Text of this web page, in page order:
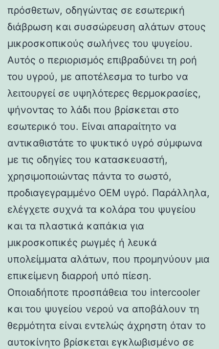
πρόσθετων, οδηγώντας σε εσωτερική
διάβρωση και συσσώρευση αλάτων στους
μικροσκοπικούς σωλήνες του ψυγείου.
Αυτός ο περιορισμός επιβραδύνει τη ροή
του υγρού, με αποτέλεσμα το turbo να
λειτουργεί σε υψηλότερες θερμοκρασίες,
ψήνοντας το λάδι που βρίσκεται στο
εσωτερικό του. Είναι απαραίτητο να
αντικαθιστάτε το ψυκτικό υγρό σύμφωνα
με τις οδηγίες του κατασκευαστή,
χρησιμοποιώντας πάντα το σωστό,
προδιαγεγραμμένο OEM υγρό. Παράλληλα,
ελέγχετε συχνά τα κολάρα του ψυγείου
και τα πλαστικά καπάκια για
μικροσκοπικές ρωγμές ή λευκά
υπολείμματα αλάτων, που προμηνύουν μια
επικείμενη διαρροή υπό πίεση.
Οποιαδήποτε προσπάθεια του intercooler
και του ψυγείου νερού να αποβάλουν τη
θερμότητα είναι εντελώς άχρηστη όταν το
αυτοκίνητο βρίσκεται εγκλωβισμένο σε